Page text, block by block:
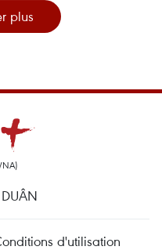
plus
d'utilisation